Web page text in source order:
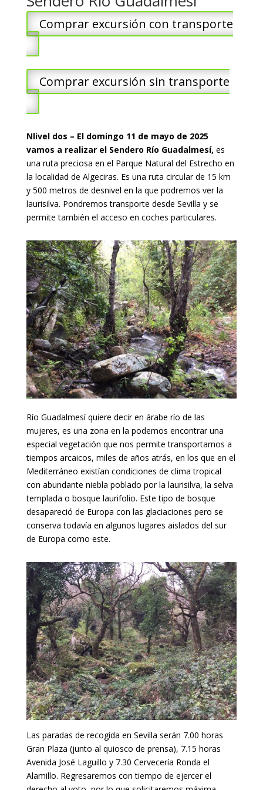
Comprar excursión con transporte
Comprar excursión sin transporte
Nlivel dos – El domingo 11 de mayo de 2025
vamos a realizar el Sendero Río Guadalmesí, es
una ruta preciosa en el Parque Natural del Estrecho en
la localidad de Algeciras. Es una ruta circular de 15 km
y 500 metros de desnivel en la que podremos ver la
laurisilva. Pondremos transporte desde Sevilla y se
permite también el acceso en coches particulares.
Río Guadalmesí quiere decir en árabe río de las
mujeres, es una zona en la podemos encontrar una
especial vegetación que nos permite transportarnos a
tiempos arcaicos, miles de años atrás, en los que en el
Mediterráneo existían condiciones de clima tropical
con abundante niebla poblado por la laurisilva, la selva
templada o bosque laurifolio. Este tipo de bosque
desapareció de Europa con las glaciaciones pero se
conserva todavía en algunos lugares aislados del sur
de Europa como este.
Las paradas de recogida en Sevilla serán 7.00 horas
Gran Plaza (junto al quiosco de prensa), 7.15 horas
Avenida José Laguillo y 7.30 Cervecería Ronda el
Alamillo. Regresaremos con tiempo de ejercer el